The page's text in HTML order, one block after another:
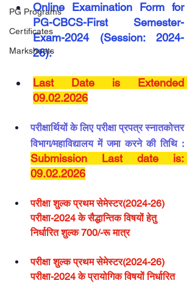
PG Programs
Certificates
Marksheets
Online Examination Form for
PG-CBCS-First Semester-
Exam-2024 (Session: 2024-
26):
Last Date is Extended
09.02.2026
परीक्षार्थियों के लिए परीक्षा प्रपत्र स्नातकोत्तर
विभाग/महाविद्यालय में जमा करने की तिथि :
Submission Last date is:
09.02.2026
परीक्षा शुल्क प्रथम सेमेस्टर(2024-26)
परीक्षा-2024 के सैद्धान्तिक विषयों हेतु
निर्धारित शुल्क 700/-रू मात्र
परीक्षा शुल्क प्रथम सेमेस्टर(2024-26)
परीक्षा-2024 के प्रायोगिक विषयों निर्धारित